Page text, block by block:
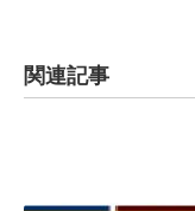
関連記事